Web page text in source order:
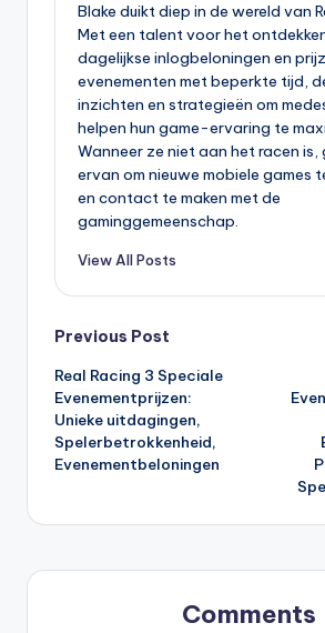
Blake duikt diep in de wereld van
Met een talent voor het
dagelijkse inlogbeloningen en
evenementen met beperkte tijd,
inzichten en strategieën om
helpen hun game-ervaring te
Wanneer ze niet aan het racen is,
ervan om nieuwe mobiele games
en contact te maken met de
gaminggemeenschap.
View All Posts
Post
navigation
Previous Post
Real Racing 3 Speciale
Evenementprijzen:
Unieke uitdagingen,
Spelerbetrokkenheid,
Evenementbeloningen
Comments